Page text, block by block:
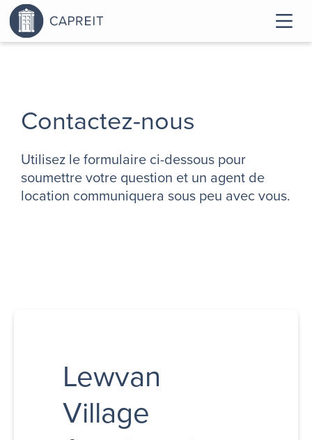
Contactez-nous
Utilisez le formulaire ci-dessous pour
soumettre votre question et un agent de
location communiquera sous peu avec vous.
Lewvan
Village